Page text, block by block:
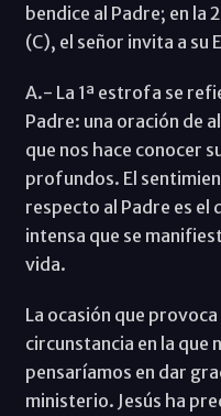
bendice al Padre; en la
(C), el señor invita a su
A.- La 1ª estrofa se
Padre: una oración de
que nos hace conocer
profundos. El
respecto al Padre es
intensa que se
vida.
La ocasión que
circunstancia en la
pensaríamos en dar
ministerio. Jesús ha